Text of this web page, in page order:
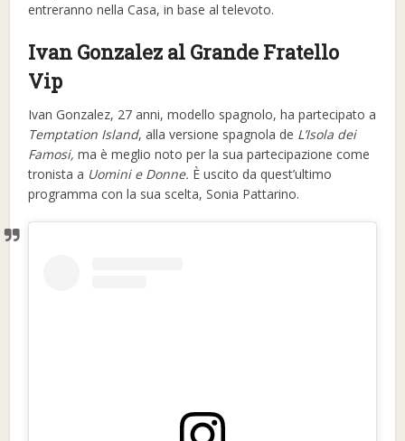
entreranno nella Casa, in base al televoto.
Ivan Gonzalez al Grande Fratello
Vip
Ivan Gonzalez, 27 anni, modello spagnolo, ha partecipato a
Temptation Island, alla versione spagnola de L’Isola dei
Famosi,ma è meglio noto per la sua partecipazione come
tronista a Uomini e Donne. È uscito da quest’ultimo
programma con la sua scelta, Sonia Pattarino.